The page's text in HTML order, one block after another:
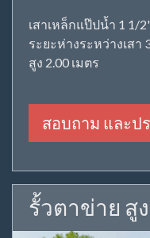
เสาเหล็กแป๊ปน้ำ 1 1/
ระยะห่างระหว่างเสา
สูง 2.00 เมตร
สอบถาม และป
รั้วตาข่าย สู